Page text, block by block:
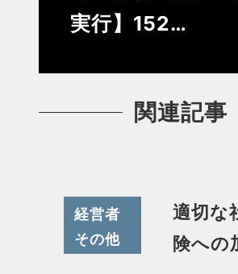
実行】152…
関連記事
経営者
その他
適切な
険への